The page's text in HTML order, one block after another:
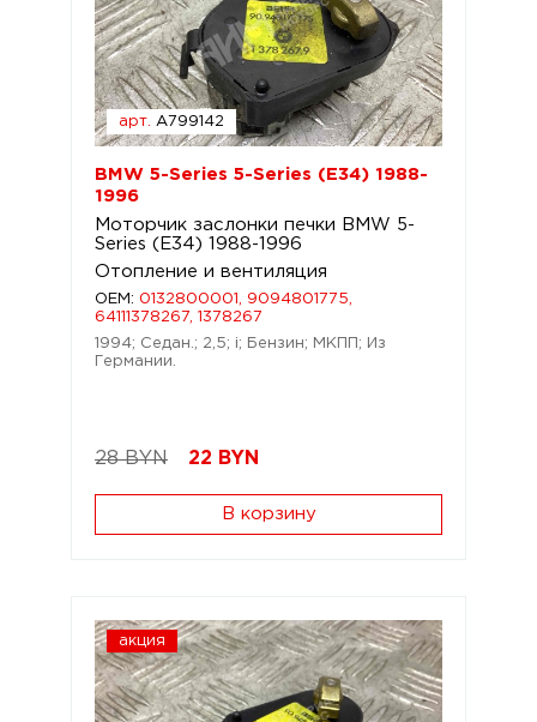
арт. A799142
BMW 5-Series 5-Series (E34) 1988-
1996
Моторчик заслонки печки BMW 5-
Series (E34) 1988-1996
Отопление и вентиляция
OEM: 0132800001, 9094801775,
64111378267, 1378267
1994; Седан.; 2,5; i; Бензин; МКПП; Из
Германии.
28 BYN 22 BYN
В корзину
акция